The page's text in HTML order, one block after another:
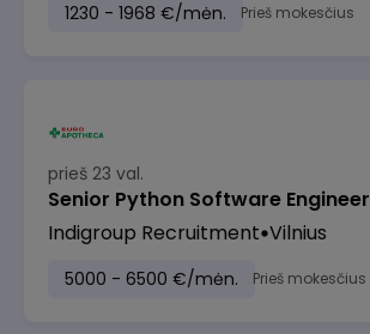
1230 - 1968 €/mėn. Prieš mokesčius
prieš 23 val.
Senior Python Software Engineer
Indigroup Recruitment Vilnius
5000 - 6500 €/mėn. Prieš mokesčius